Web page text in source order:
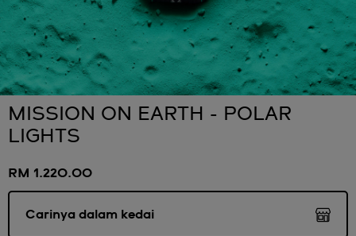
MISSION ON EARTH - POLAR
LIGHTS
RM 1.220.00
Carinya dalam kedai